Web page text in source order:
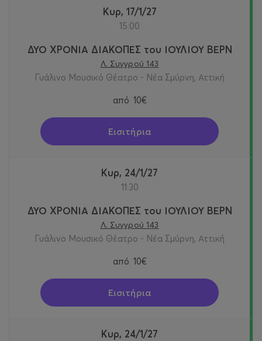
Κυρ, 17/1/27
15:00
ΔΥΟ ΧΡΟΝΙΑ ΔΙΑΚΟΠΕΣ του ΙΟΥΛΙΟΥ ΒΕΡΝ
Λ. Συγγρού 143
Γυάλινο Μουσικό Θέατρο - Νέα Σμύρνη, Αττική
από 10€
Εισιτήρια
Κυρ, 24/1/27
11:30
ΔΥΟ ΧΡΟΝΙΑ ΔΙΑΚΟΠΕΣ του ΙΟΥΛΙΟΥ ΒΕΡΝ
Λ. Συγγρού 143
Γυάλινο Μουσικό Θέατρο - Νέα Σμύρνη, Αττική
από 10€
Εισιτήρια
Κυρ, 24/1/27